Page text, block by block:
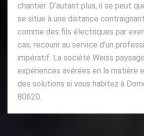
chantier. D’autant plus, il se peut
se situe à une distance
comme des fils électriques par
cas, recourir au service d’un
impératif. La société Weiss
expériences avérées en la matière
des solutions si vous habitez à
80620.